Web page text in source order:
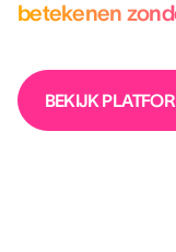
betekenen
BEKIJK